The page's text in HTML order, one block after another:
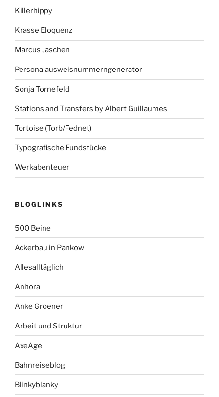
Killerhippy
Krasse Eloquenz
Marcus Jaschen
Personalausweisnummerngenerator
Sonja Tornefeld
Stations and Transfers by Albert Guillaumes
Tortoise (Torb/Fednet)
Typografische Fundstücke
Werkabenteuer
BLOGLINKS
500 Beine
Ackerbau in Pankow
Allesalltäglich
Anhora
Anke Groener
Arbeit und Struktur
AxeAge
Bahnreiseblog
Blinkyblanky